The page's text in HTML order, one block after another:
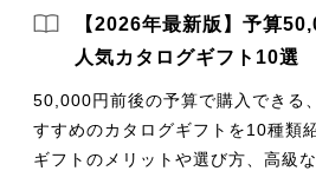
【2026年最新版】予算
人気カタログギフト10選
50,000円前後の予算で購入でき
すすめのカタログギフトを10種類
ギフトのメリットや選び方、高級